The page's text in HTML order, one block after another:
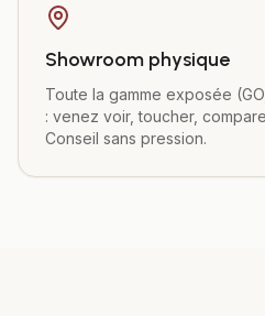
Showroom physique
Toute la gamme exposée
: venez voir, toucher,
Conseil sans pression.